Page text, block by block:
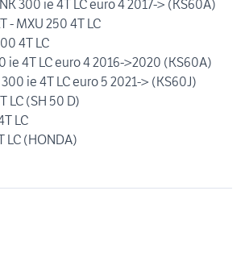
300 ie 4T LC euro 4 2017-> (KS60A)
- MXU 250 4T LC
4T LC
ie 4T LC euro 4 2016->2020 (KS60A)
300 ie 4T LC euro 5 2021-> (KS60J)
LC (SH 50 D)
LC
LC (HONDA)